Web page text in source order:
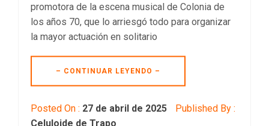
promotora de la escena musical de Colonia de
los años 70, que lo arriesgó todo para organizar
la mayor actuación en solitario
– CONTINUAR LEYENDO –
Posted On : 27 de abril de 2025
Published By :
Celuloide de Trapo